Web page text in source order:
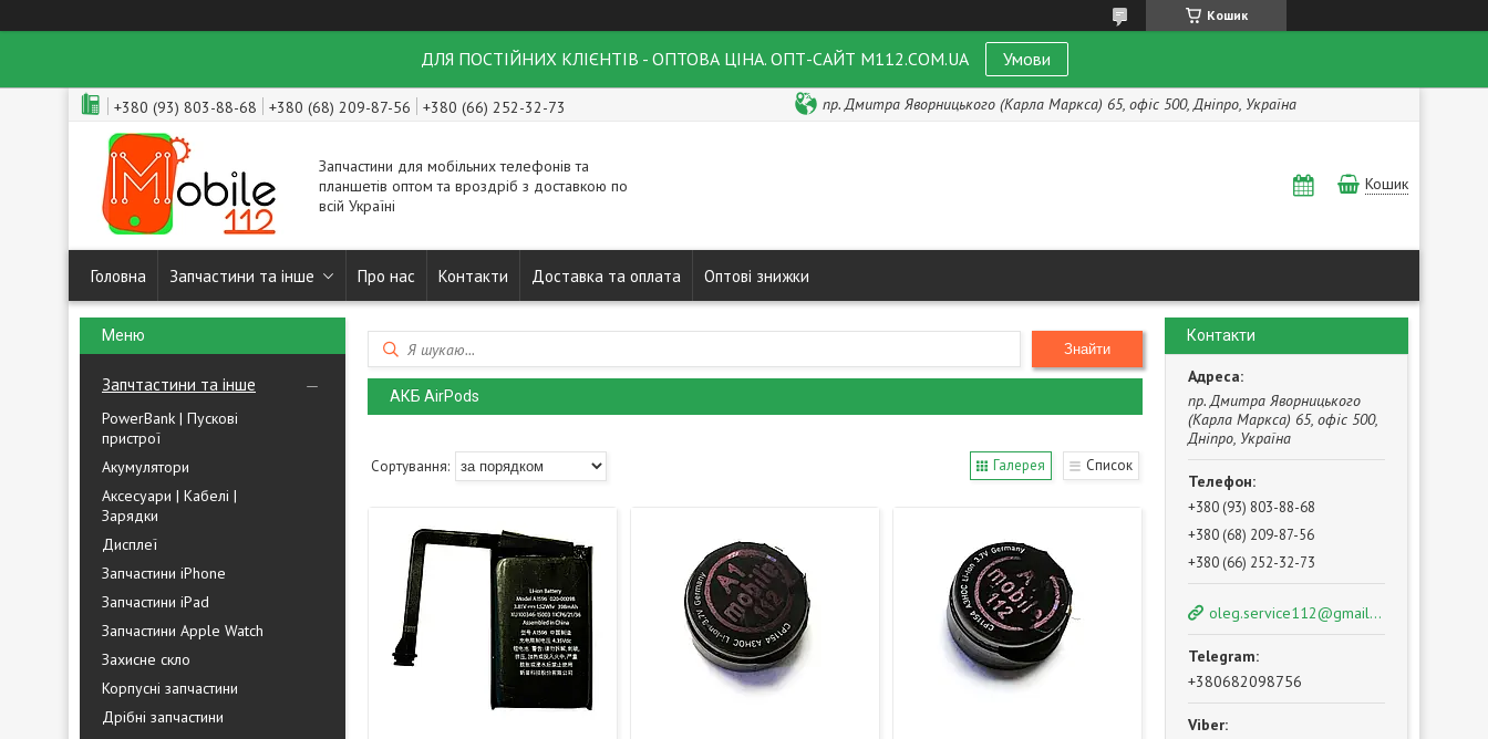
Кошик
ДЛЯ ПОСТІЙНИХ КЛІЄНТІВ - ОПТОВА ЦІНА. ОПТ-САЙТ M112.COM.UA Умови
+380 (93) 803-88-68 +380 (68) 209-87-56 +380 (66) 252-32-73 пр. Дмитра Яворницького (Карла Маркса) 65, офіс 500, Дніпро, Україна
Запчастини для мобільних телефонів та
планшетів оптом та вроздріб з доставкою по
всій Україні
Кошик
Головна Запчастини та інше Про нас Контакти Доставка та оплата Оптові знижки
Запчтастини та інше
PowerBank | Пускові
пристрої
Акумулятори
Аксесуари | Кабелі |
Зарядки
Дисплеї
Запчастини iPhone
Запчастини iPad
Запчастини Apple Watch
Захисне скло
Корпусні запчастини
Дрібні запчастини
Знайти
АКБ AirPods
Галерея Список
Контакти
пр. Дмитра Яворницького
(Карла Маркса) 65, офіс 500,
Дніпро, Україна
+380 (93) 803-88-68
+380 (68) 209-87-56
+380 (66) 252-32-73
oleg.service112@gmail.com
+380682098756